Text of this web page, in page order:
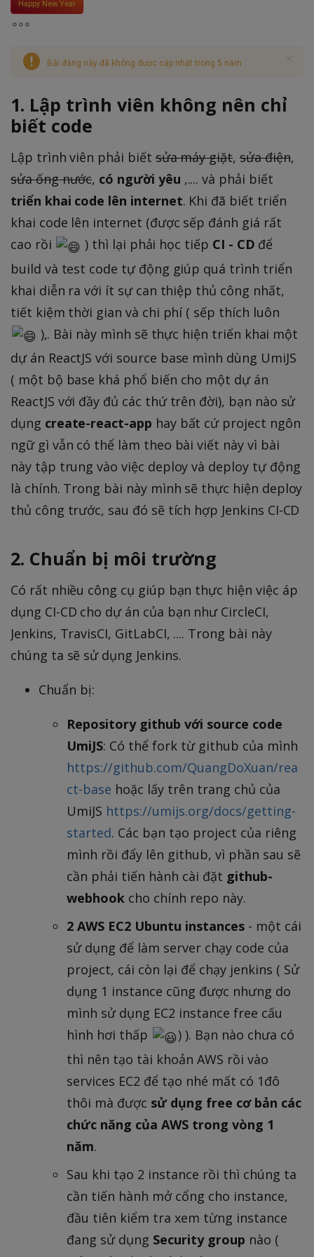
Happy New Year
Bài đăng này đã không được cập nhật trong 5 năm
1. Lập trình viên không nên chỉ
biết code
Lập trình viên phải biếtsửa máy giặt, sửa điện,
sửa ống nước, có người yêu ,.... và phải biết
triển khai code lên internet. Khi đã biết triển
khai code lên internet (được sếp đánh giá rất
cao rồi
) thì lại phải học tiếp CI - CD để
build và test code tự động giúp quá trình triển
khai diễn ra với ít sự can thiệp thủ công nhất,
tiết kiệm thời gian và chi phí ( sếp thích luôn
),. Bài này mình sẽ thực hiện triển khai một
dự án ReactJS với source base mình dùng UmiJS
( một bộ base khá phổ biến cho một dự án
ReactJS với đầy đủ các thứ trên đời), bạn nào sử
dụng create-react-app hay bất cứ project ngôn
ngữ gì vẫn có thể làm theo bài viết này vì bài
này tập trung vào việc deploy và deploy tự động
là chính. Trong bài này mình sẽ thực hiện deploy
thủ công trước, sau đó sẽ tích hợp Jenkins CI-CD
2. Chuẩn bị môi trường
Có rất nhiều công cụ giúp bạn thực hiện việc áp
dụng CI-CD cho dự án của bạn như CircleCI,
Jenkins, TravisCI, GitLabCI, .... Trong bài này
chúng ta sẽ sử dụng Jenkins.
Chuẩn bị:
Repository github với source code
UmiJS: Có thể fork từ github của mình
https://github.com/QuangDoXuan/rea
ct-base hoặc lấy trên trang chủ của
UmiJS https://umijs.org/docs/getting-
started. Các bạn tạo project của riêng
mình rồi đẩy lên github, vì phần sau sẽ
cần phải tiến hành cài đặt github-
webhook cho chính repo này.
2 AWS EC2 Ubuntu instances - một cái
sử dụng để làm server chạy code của
project, cái còn lại để chạy jenkins ( Sử
dụng 1 instance cũng được nhưng do
mình sử dụng EC2 instance free cấu
hình hơi thấp
) ). Bạn nào chưa có
thì nên tạo tài khoản AWS rồi vào
services EC2 để tạo nhé mất có 1đô
thôi mà được sử dụng free cơ bản các
chức năng của AWS trong vòng 1
năm.
Sau khi tạo 2 instance rồi thì chúng ta
cần tiến hành mở cổng cho instance,
đầu tiên kiểm tra xem từng instance
đang sử dụng Security group nào (